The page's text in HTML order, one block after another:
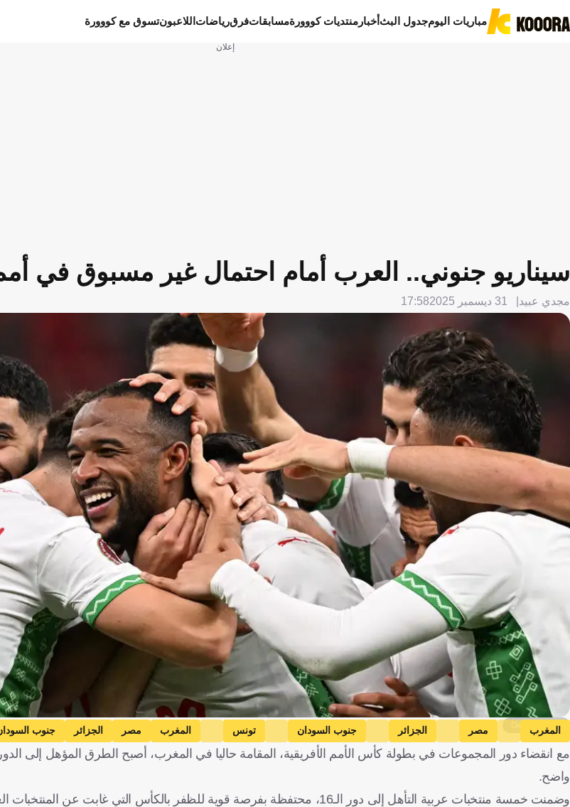
مباريات اليومجدول البثأخبار منتديات كووورةمسابقاتفرقرياضات اللاعبونتسوق مع كووورة
إعلان
سيناريو جنوني.. العرب أمام احتمال غير مسبوق في أمم
مجدي عبيد 31 ديسمبر 2025 17:58
Getty Images
المغرب مصر الجزائر جنوب السودان تونس المغرب مصر الجزائر جنوب
مع انقضاء دور المجموعات في بطولة كأس الأمم الأفريقية، المقامة حاليا في المغرب، أصبح الطرق المؤهل إلى
واضح.
وضمنت خمسة منتخبات عربية التأهل إلى دور الـ16، محتفظة بفرصة قوية للظفر بالكأس التي غابت عن